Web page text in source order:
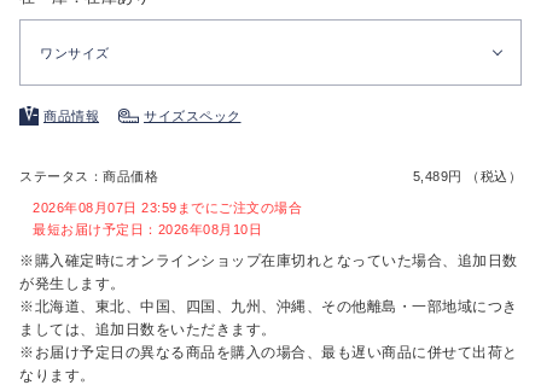
ワンサイズ
商品情報 サイズスペック
ステータス：商品価格 5,489円 （税込）
2026年08月07日 23:59までにご注文の場合
最短お届け予定日：2026年08月10日
※購入確定時にオンラインショップ在庫切れとなっていた場合、追加日数
が発生します。
※北海道、東北、中国、四国、九州、沖縄、その他離島・一部地域につき
ましては、追加日数をいただきます。
※お届け予定日の異なる商品を購入の場合、最も遅い商品に併せて出荷と
なります。